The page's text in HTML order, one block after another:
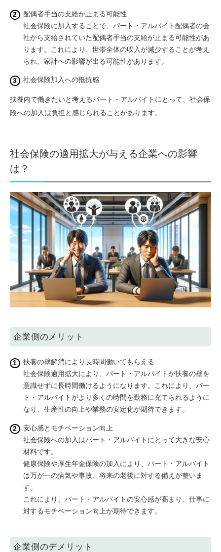
配偶者手当の支給が止まる可能性
社会保険に加入することで、パート・アルバイト配偶者の会
社から支給されていた配偶者手当の支給が止まる可能性があ
ります。これにより、世帯全体の収入が減少することが考え
られ、家計への影響が出る可能性があります。
社会保険加入への抵抗感
扶養内で働きたいと考えるパート・アルバイトにとって、社会保
険への加入は負担と感じられることがあります。
社会保険の適用拡大が与える企業への影響
は？
企業側のメリット
扶養の壁解消により長時間働いてもらえる
社会保険適用拡大により、パート・アルバイトが扶養の壁を
意識せずに長時間働けるようになります。これにより、パー
ト・アルバイトがより多くの時間を勤務に充てられるように
なり、生産性の向上や業務の安定化が期待できます。
安心感とモチベーション向上
社会保険への加入はパート・アルバイトにとって大きな安心
材料です。
健康保険や厚生年金保険の加入により、パート・アルバイト
は万が一の病気や事故、将来の老後に対する備えが整いま
す。
これにより、パート・アルバイトの安心感が高まり、仕事に
対するモチベーション向上が期待できます。
企業側のデメリット